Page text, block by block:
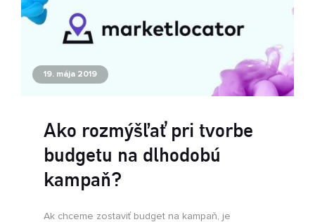
19. mája 2019
Ako rozmýšľať pri tvorbe
budgetu na dlhodobú
kampaň?
Ak chceme zostaviť budget na kampaň, je